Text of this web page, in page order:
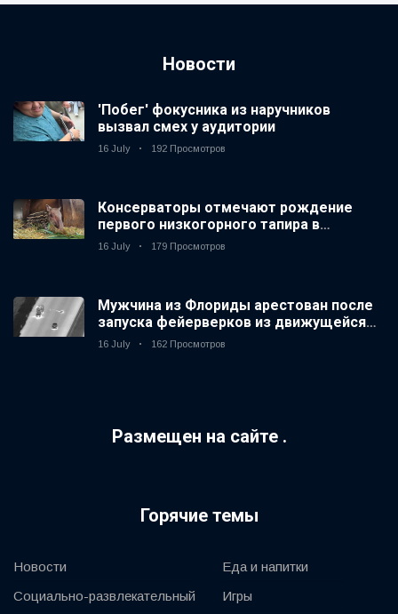
Новости
'Побег' фокусника из наручников
вызвал смех у аудитории
16 July 192 Просмотров
Консерваторы отмечают рождение
первого низкогорного тапира в
зоопарке Великобритании за 14 лет
16 July 179 Просмотров
Мужчина из Флориды арестован после
запуска фейерверков из движущейся
машины
16 July 162 Просмотров
Размещен на сайте .
Горячие темы
Новости
Социально-развлекательный
Еда и напитки
Игры